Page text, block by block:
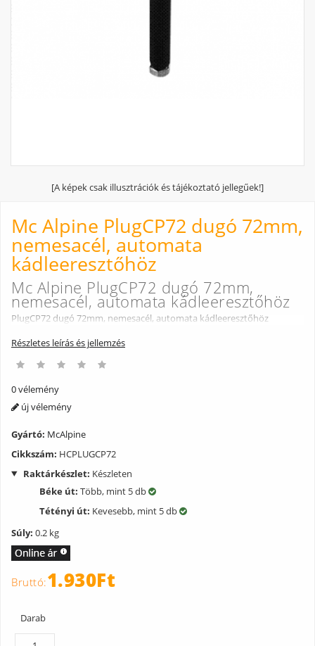
[A képek csak illusztrációk és tájékoztató jellegűek!]
Mc Alpine PlugCP72 dugó 72mm,
nemesacél, automata
kádleeresztőhöz
Mc Alpine PlugCP72 dugó 72mm,
nemesacél, automata kádleeresztőhöz
PlugCP72 dugó 72mm, nemesacél, automata kádleeresztőhöz
Részletes leírás és jellemzés
0 vélemény
új vélemény
Gyártó: McAlpine
Cikkszám: HCPLUGCP72
Raktárkészlet: Készleten
Béke út: Több, mint 5 db
Tétényi út: Kevesebb, mint 5 db
Súly: 0.2 kg
1.930Ft
Darab